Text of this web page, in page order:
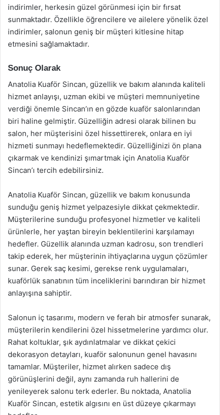
indirimler, herkesin güzel görünmesi için bir fırsat
sunmaktadır. Özellikle öğrencilere ve ailelere yönelik özel
indirimler, salonun geniş bir müşteri kitlesine hitap
etmesini sağlamaktadır.
Sonuç Olarak
Anatolia Kuaför Sincan, güzellik ve bakım alanında kaliteli
hizmet anlayışı, uzman ekibi ve müşteri memnuniyetine
verdiği önemle Sincan’ın en gözde kuaför salonlarından
biri haline gelmiştir. Güzelliğin adresi olarak bilinen bu
salon, her müşterisini özel hissettirerek, onlara en iyi
hizmeti sunmayı hedeflemektedir. Güzelliğinizi ön plana
çıkarmak ve kendinizi şımartmak için Anatolia Kuaför
Sincan’ı tercih edebilirsiniz.
Anatolia Kuaför Sincan, güzellik ve bakım konusunda
sunduğu geniş hizmet yelpazesiyle dikkat çekmektedir.
Müşterilerine sunduğu profesyonel hizmetler ve kaliteli
ürünlerle, her yaştan bireyin beklentilerini karşılamayı
hedefler. Güzellik alanında uzman kadrosu, son trendleri
takip ederek, her müşterinin ihtiyaçlarına uygun çözümler
sunar. Gerek saç kesimi, gerekse renk uygulamaları,
kuaförlük sanatının tüm inceliklerini barındıran bir hizmet
anlayışına sahiptir.
Salonun iç tasarımı, modern ve ferah bir atmosfer sunarak,
müşterilerin kendilerini özel hissetmelerine yardımcı olur.
Rahat koltuklar, şık aydınlatmalar ve dikkat çekici
dekorasyon detayları, kuaför salonunun genel havasını
tamamlar. Müşteriler, hizmet alırken sadece dış
görünüşlerini değil, aynı zamanda ruh hallerini de
yenileyerek salonu terk ederler. Bu noktada, Anatolia
Kuaför Sincan, estetik algısını en üst düzeye çıkarmayı